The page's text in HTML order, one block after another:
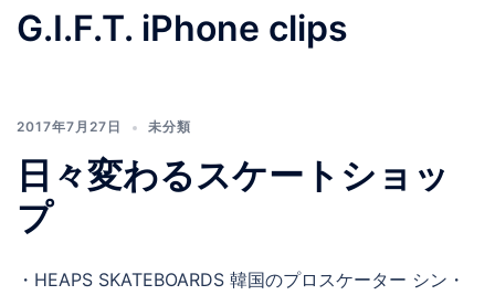
G.I.F.T. iPhone clips
2017年7月27日 未分類
日々変わるスケートショッ
プ
・HEAPS SKATEBOARDS 韓国のプロスケーター シン・